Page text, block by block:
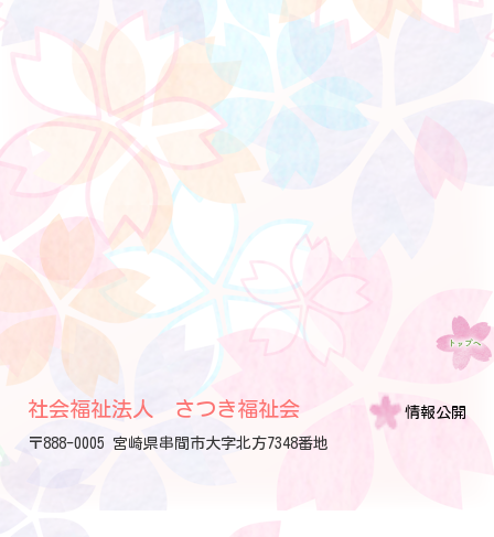
社会福祉法人 さつき福祉会
〒888-0005 宮崎県串間市大字北方7348番地
情報公開